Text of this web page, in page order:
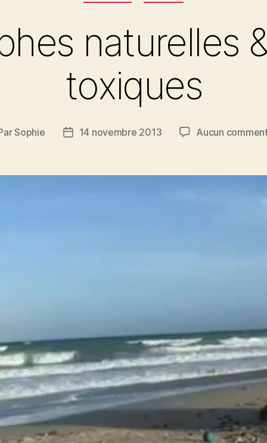
naturelles
toxiques
Sophie
Date14 novembre 2013 Aucun